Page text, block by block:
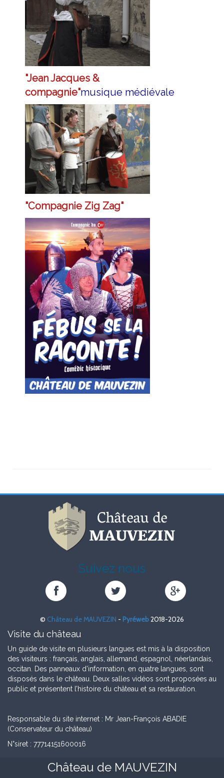
"Jean Jacques &
compagnie"musique médiévale
"Compagnie Zig Zag"
Suivez nous
Château
sur
Château
sur
Château
© Château de MAUVEZIN - Pyréweb2018-2026
Visite du château
Un guide de visite en plusieurs langues est mis à la disposition
des visiteurs : français, anglais, allemand, espagnol, néerlandais,
occitan. Des panneaux d’information, en quatre langues, sont
disposés dans le château. Deux salles vidéos sont proposées au
public et présentent l’histoire du château et sa restauration.
Responsable du site internet : Mr Jean-François ABADIE
(Conservateur du château)
N°siret : 77714151600016
Château de MAUVEZIN